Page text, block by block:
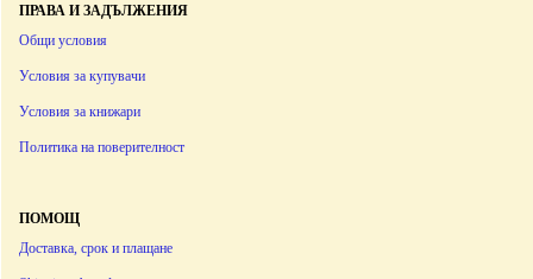
ПРАВА И ЗАДЪЛЖЕНИЯ
Общи условия
Условия за купувачи
Условия за книжари
Политика на поверителност
ПОМОЩ
Доставка, срок и плащане